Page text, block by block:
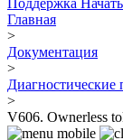
Главная
>
Документация
>
Диагностические
>
V606. Ownerless